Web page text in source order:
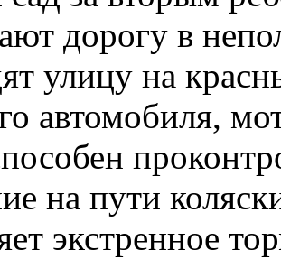
дорогу в
улицу на
автомобиля,
на пути
экстренное